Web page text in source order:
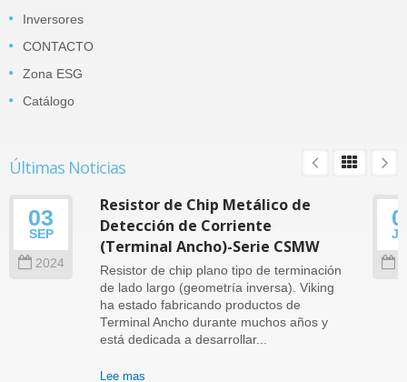
Inversores
CONTACTO
Zona ESG
Catálogo
Últimas Noticias
03
SEP
2024
Resistor de Chip Metálico de
Detección de Corriente
(Terminal Ancho)-Serie CSMW
Resistor de chip plano tipo de terminación
de lado largo (geometría inversa). Viking
ha estado fabricando productos de
Terminal Ancho durante muchos años y
está dedicada a desarrollar...
Lee mas